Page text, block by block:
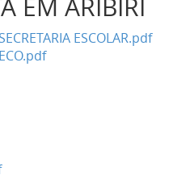
EM ARIBIRI
ESCOLAR.pdf